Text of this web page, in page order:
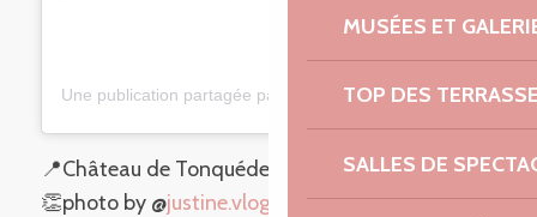
MUSÉES ET
TOP DES
SALLES DE
Une publication partagée par Justine🌹 (@justine.vlog)
📍Château de Tonquédec
👏photo by @justine.vlog